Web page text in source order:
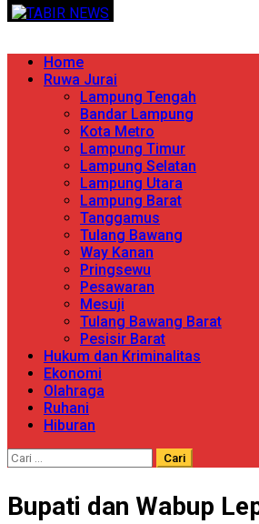
Skip
content
TERPERCAYA MENYINGKAP
Primary
Menu
Home
Ruwa Jurai
Lampung Tengah
Bandar Lampung
Kota Metro
Lampung Timur
Lampung Selatan
Lampung Utara
Lampung Barat
Tanggamus
Tulang Bawang
Way Kanan
Pringsewu
Pesawaran
Mesuji
Tulang Bawang Barat
Pesisir Barat
Hukum dan Kriminalitas
Ekonomi
Olahraga
Ruhani
Hiburan
Cari
Bupati dan Wabup